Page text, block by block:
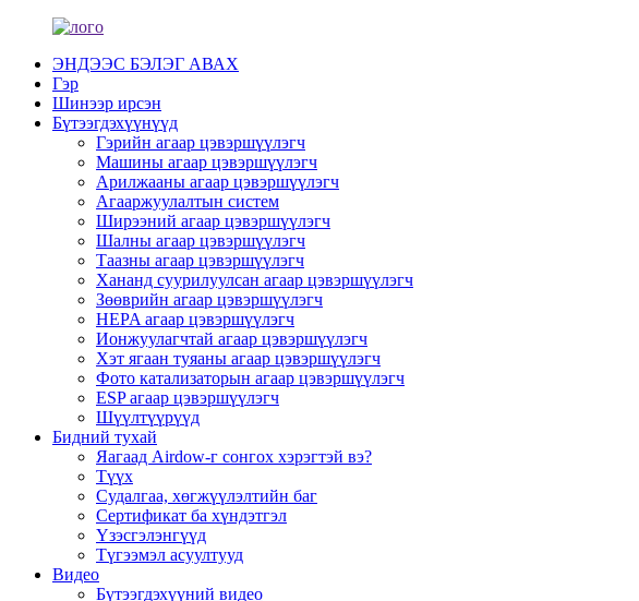
ЭНДЭЭС БЭЛЭГ АВАХ
Гэр
Шинээр ирсэн
Бүтээгдэхүүнүүд
Гэрийн агаар цэвэршүүлэгч
Машины агаар цэвэршүүлэгч
Арилжааны агаар цэвэршүүлэгч
Агааржуулалтын систем
Ширээний агаар цэвэршүүлэгч
Шалны агаар цэвэршүүлэгч
Таазны агаар цэвэршүүлэгч
Хананд суурилуулсан агаар цэвэршүүлэгч
Зөөврийн агаар цэвэршүүлэгч
HEPA агаар цэвэршүүлэгч
Ионжуулагчтай агаар цэвэршүүлэгч
Хэт ягаан туяаны агаар цэвэршүүлэгч
Фото катализаторын агаар цэвэршүүлэгч
ESP агаар цэвэршүүлэгч
Шүүлтүүрүүд
Бидний тухай
Яагаад Airdow-г сонгох хэрэгтэй вэ?
Түүх
Судалгаа, хөгжүүлэлтийн баг
Сертификат ба хүндэтгэл
Үзэсгэлэнгүүд
Түгээмэл асуултууд
Видео
Бүтээгдэхүүний видео